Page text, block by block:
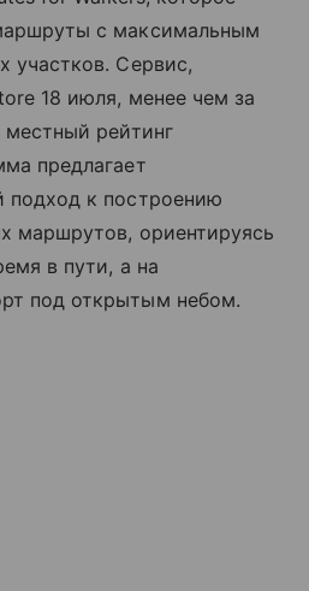
с максимальным
участков. Сервис,
18 июля, менее чем за
местный рейтинг
предлагает
подход к построению
маршрутов, ориентируясь
в пути, а на
под открытым небом.